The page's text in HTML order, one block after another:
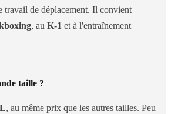
travail de déplacement. Il convient
, au K-1 et à l'entraînement
taille ?
, au même prix que les autres tailles. Peu